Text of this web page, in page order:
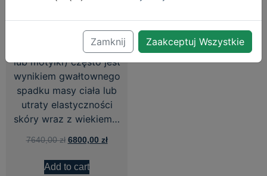
Jędrne ramiona –
Zwisająca skóra z
ramion (tzw. pelikany
lub motylki) często jest
wynikiem gwałtownego
spadku masy ciała lub
utraty elastyczności
skóry wraz z wiekiem…
7640,00zł 6800,00 zł
Add to cart
Zamknij Zaakceptuj Wszystkie